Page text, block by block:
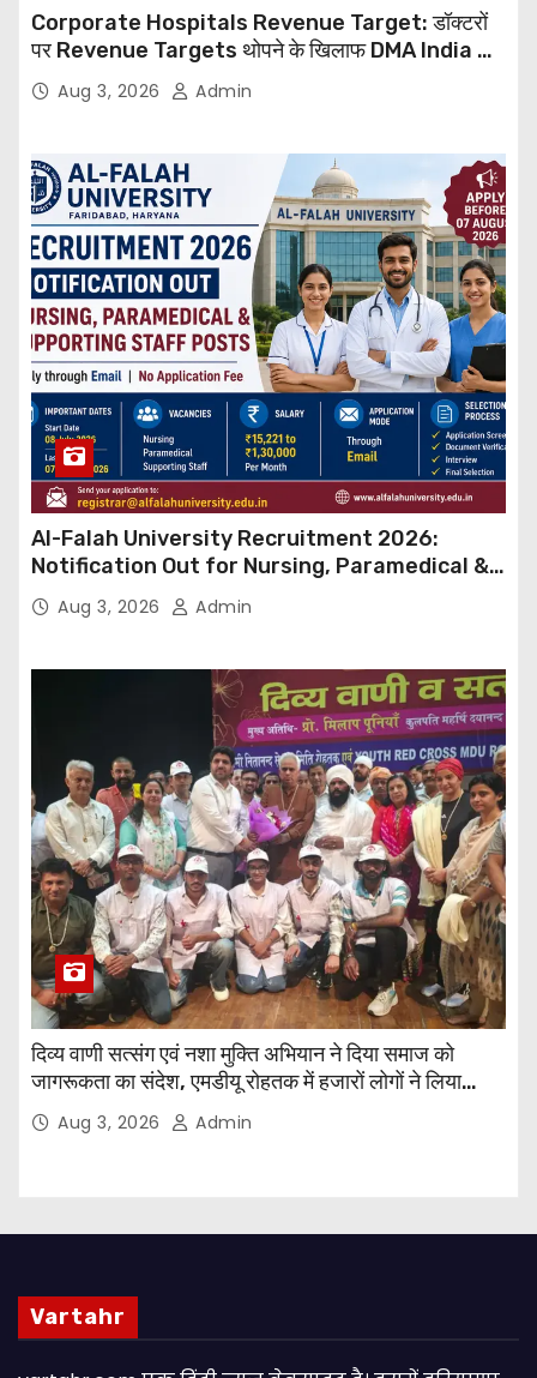
Corporate Hospitals Revenue Target: डॉक्टरों
पर Revenue Targets थोपने के खिलाफ DMA India का
बड़ा कदम, NHRC से Suo Motu जांच की मांग
Aug 3, 2026 Admin
Al-Falah University Recruitment 2026:
Notification Out for Nursing, Paramedical &
Supporting Staff Posts, Apply Through Email
Aug 3, 2026 Admin
दिव्य वाणी सत्संग एवं नशा मुक्ति अभियान ने दिया समाज को
जागरूकता का संदेश, एमडीयू रोहतक में हजारों लोगों ने लिया
संकल्पAug 3, 2026 Admin
Vartahr